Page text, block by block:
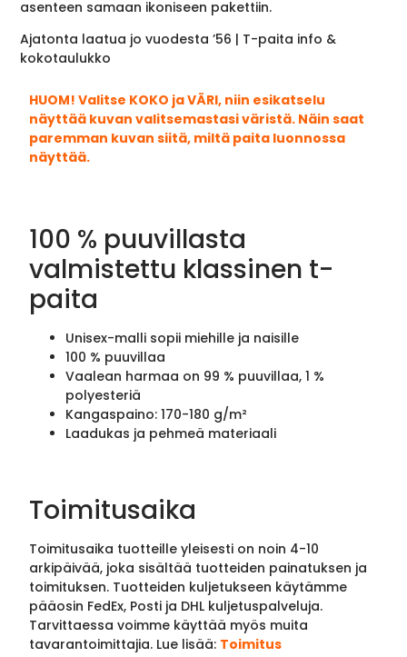
asenteen samaan ikoniseen pakettiin.
Ajatonta laatua jo vuodesta ’56 | T-paita info &
kokotaulukko
HUOM! Valitse KOKO ja VÄRI, niin esikatselu
näyttää kuvan valitsemastasi väristä. Näin saat
paremman kuvan siitä, miltä paita luonnossa
näyttää.
100 % puuvillasta
valmistettu klassinen t-
paita
Unisex-malli sopii miehille ja naisille
100 % puuvillaa
Vaalean harmaa on 99 % puuvillaa, 1 %
polyesteriä
Kangaspaino: 170-180 g/m²
Laadukas ja pehmeä materiaali
Toimitusaika
Toimitusaika tuotteille yleisesti on noin 4-10
arkipäivää, joka sisältää tuotteiden painatuksen ja
toimituksen. Tuotteiden kuljetukseen käytämme
pääosin FedEx, Posti ja DHL kuljetuspalveluja.
Tarvittaessa voimme käyttää myös muita
tavarantoimittajia. Lue lisää: Toimitus